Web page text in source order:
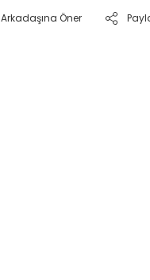
Arkadaşına Öner